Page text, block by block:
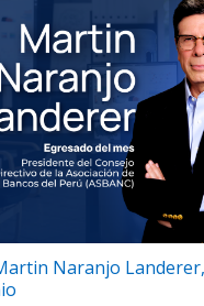
Naranjo